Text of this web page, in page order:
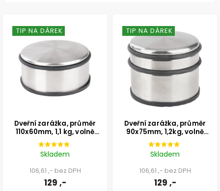
TIP NA DÁREK
Dveřní zarážka, průměr
110x60mm, 1,1 kg, volně
stojící, nerez design
Skladem
106,61 ,- bez DPH
129 ,-
TIP NA DÁREK
Dveřní zarážka, průměr
90x75mm, 1,2kg, volně
stojící, nerez design
Skladem
106,61 ,- bez DPH
129 ,-